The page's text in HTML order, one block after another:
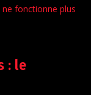
: le